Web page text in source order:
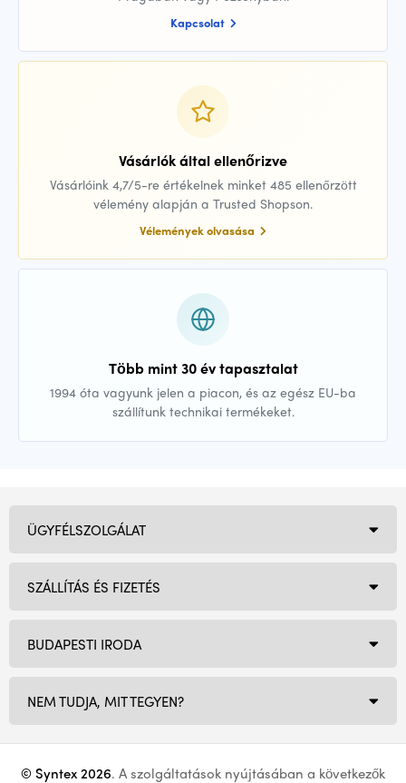
Kapcsolat
Vásárlók által ellenőrizve
Vásárlóink 4,7/5-re értékelnek minket 485 ellenőrzött
vélemény alapján a Trusted Shopson.
Vélemények olvasása
Több mint 30 év tapasztalat
1994 óta vagyunk jelen a piacon, és az egész EU-ba
szállítunk technikai termékeket.
BUDAPESTI IRODA
NEM TUDJA, MIT TEGYEN?
ÜGYFÉLSZOLGÁLAT
SZÁLLÍTÁS ÉS FIZETÉS
© Syntex 2026. A szolgáltatások nyújtásában a következők